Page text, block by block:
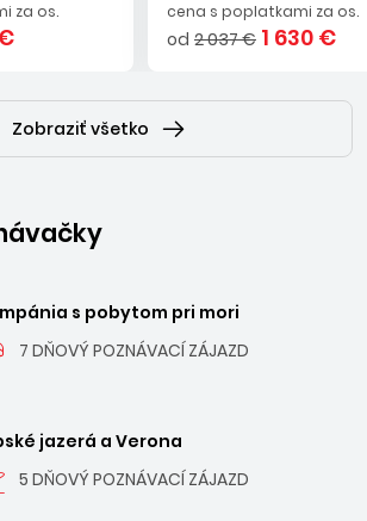
za os. cena s poplatkami za os.
od 2 037 € 1 630 €
Zobraziť všetko
s pobytom pri mori
7 DŇOVÝ POZNÁVACÍ ZÁJAZD
jazerá a Verona
5 DŇOVÝ POZNÁVACÍ ZÁJAZD